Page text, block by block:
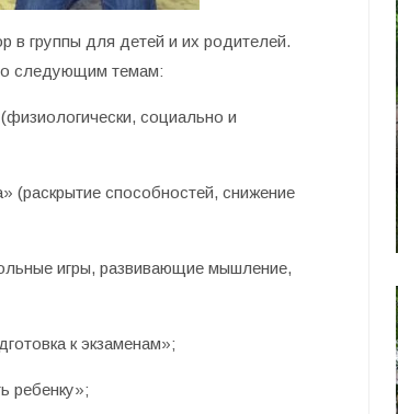
в группы для детей и их родителей.
следующим темам:
социально и
(раскрытие способностей, снижение
игры, развивающие мышление,
к экзаменам»;
ребенку»;